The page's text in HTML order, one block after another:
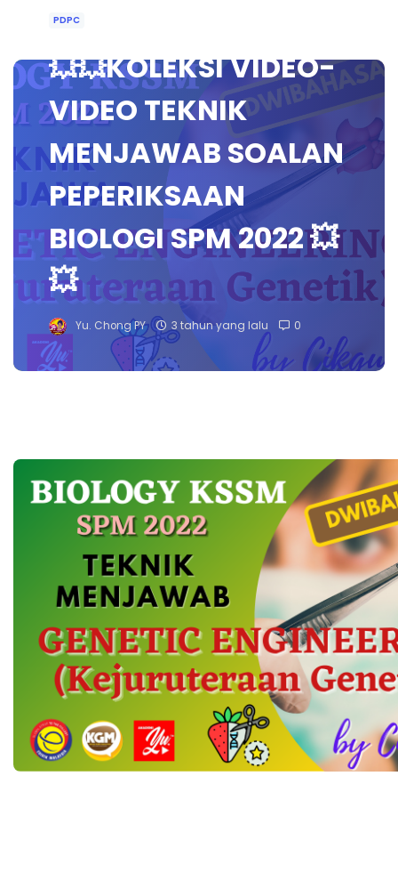
PDPC
💥💥KOLEKSI VIDEO-
VIDEO TEKNIK
MENJAWAB SOALAN
PEPERIKSAAN
BIOLOGI SPM 2022 💥
💥
Yu. Chong PY 3 tahun yang lalu 0